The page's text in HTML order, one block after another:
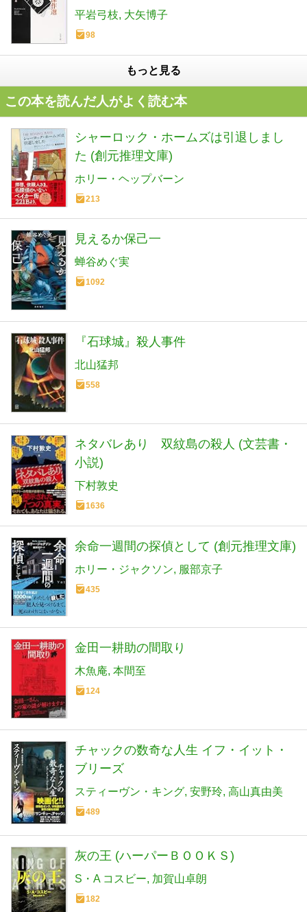
平岩弓枝 大矢博子
98
もっと見る
この本を読んだ人がよく読む本
シャーロック・ホームズは引退しまし
た (創元推理文庫)
ホリー・ヘップバーン
213
見えるか保己一
蝉谷めぐ実
1092
『石球城』殺人事件
北山猛邦
558
ネタバレあり 双紋島の殺人 (文芸書・
小説)
下村敦史
1636
余命一週間の探偵として (創元推理文庫)
ホリー・ジャクソン 服部京子
435
金田一耕助の間取り
木魚庵 本間至
124
チャックの数奇な人生 イフ・イット・
ブリーズ
スティーヴン・キング 安野玲 高山真由美
489
灰の王 (ハーパーＢＯＯＫＳ)
S・A コスビー 加賀山卓朗
182